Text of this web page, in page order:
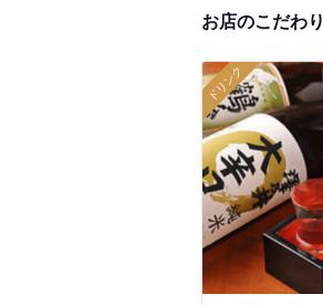
お店のこだわり
ドリンク